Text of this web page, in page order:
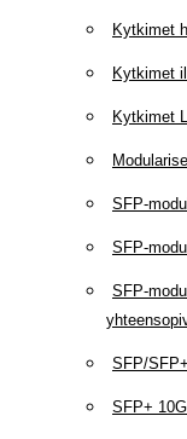
Kytkimet
Kytkimet
Kytkimet
SFP-
SFP-
SFP-
SFP/
SFP+